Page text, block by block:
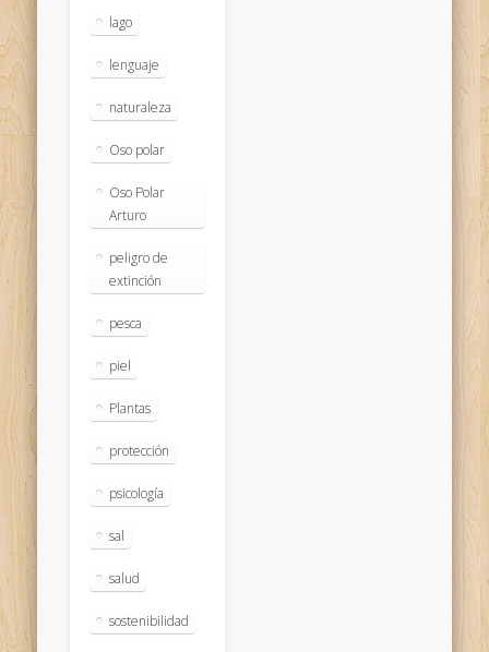
lago
lenguaje
naturaleza
Oso polar
Oso Polar
Arturo
peligro de
extinción
pesca
piel
Plantas
protección
psicología
sal
salud
sostenibilidad